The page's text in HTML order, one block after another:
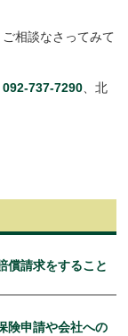
相談なさってみて
092-737-7290 、北
請求をすること
険申請や会社への